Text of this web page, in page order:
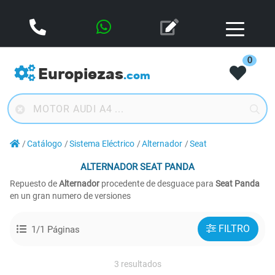
Europiezas.com
0
Catálogo Sistema Eléctrico Alternador Seat
ALTERNADORSEAT PANDA
Repuesto deAlternador procedente de desguace para Seat Panda
en un gran numero de versiones
1/1 Páginas FILTRO
3 resultados